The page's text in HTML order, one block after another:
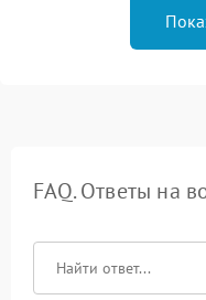
FAQ. Ответы на